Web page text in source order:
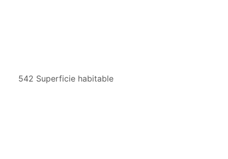
542 Superficie habitable